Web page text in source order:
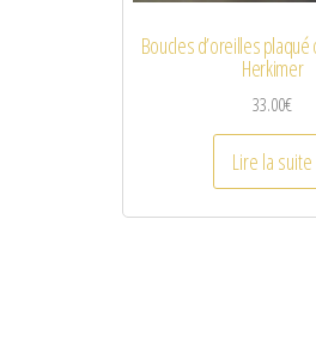
Boucles d’oreilles plaqué
Herkimer
33.00€
Lire la suite